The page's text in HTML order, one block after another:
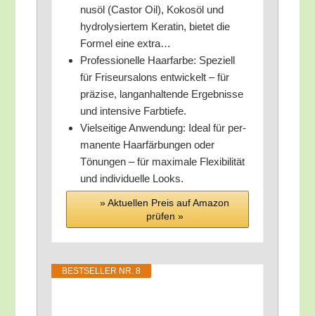
nus­öl (Cas­tor Oil), Kokos­öl und
hydro­ly­sier­tem Kera­tin, bie­tet die
For­mel eine extra…
Pro­fes­sio­nel­le Haar­far­be: Spe­zi­ell
für Fri­seur­sa­lons ent­wi­ckelt – für
prä­zi­se, lang­an­hal­ten­de Ergeb­nis­se
und inten­si­ve Farbtiefe.
Viel­sei­ti­ge Anwen­dung: Ide­al für per­
ma­nen­te Haar­fär­bun­gen oder
Tönun­gen – für maxi­ma­le Fle­xi­bi­li­tät
und indi­vi­du­el­le Looks.
» Aktu­el­len Preis auf Ama­zon
prü­fen »
BEST­SEL­LER NR. 8